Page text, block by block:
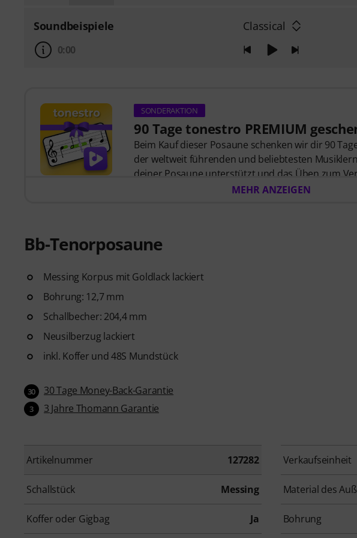
Soundbeispiele Classical
0:00
SONDERAKTION
90 Tage tonestro PREMIUM
Beim Kauf dieser Posaune schenken wir dir 90
der weltweit führenden und beliebtesten
deiner Posaune unterstützt und das Üben zum
60 interaktiven Schritt-für-Schritt-
Rhythmus. Ergreife jetzt die Chance, deiner
Verlängerung!
MEHR ANZEIGEN
Bb-Tenorposaune
Messing Korpus mit Goldlack lackiert
Bohrung: 12,7 mm
Schallbecher: 204,4 mm
Neusilberzug lackiert
inkl. Koffer und 48S Mundstück
30 30 Tage Money-Back-Garantie
3 3 Jahre Thomann Garantie
Artikelnummer 127282 Verkaufseinheit
Schallstück Messing Material des
Koffer oder Gigbag Ja Bohrung